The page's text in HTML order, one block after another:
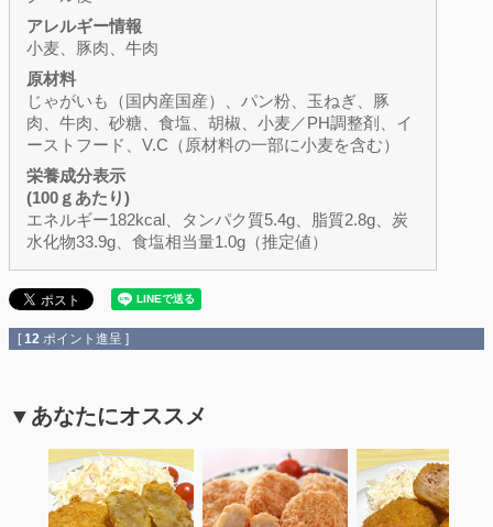
アレルギー情報
小麦、豚肉、牛肉
原材料
じゃがいも（国内産国産）、パン粉、玉ねぎ、豚
肉、牛肉、砂糖、食塩、胡椒、小麦／PH調整剤、イ
ーストフード、V.C（原材料の一部に小麦を含む）
栄養成分表示
(100ｇあたり)
エネルギー182kcal、タンパク質5.4g、脂質2.8g、炭
水化物33.9g、食塩相当量1.0g（推定値）
[ 12 ポイント進呈 ]
▼あなたにオススメ